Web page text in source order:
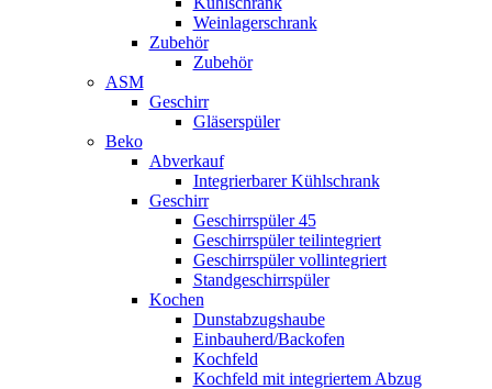
Weinlagerschrank
Zubehör
Zubehör
ASM
Geschirr
Gläserspüler
Beko
Abverkauf
Integrierbarer Kühlschrank
Geschirr
Geschirrspüler 45
Geschirrspüler teilintegriert
Geschirrspüler vollintegriert
Standgeschirrspüler
Kochen
Dunstabzugshaube
Einbauherd/Backofen
Kochfeld
Kochfeld mit integriertem Abzug